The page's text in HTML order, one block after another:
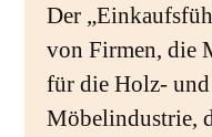
Der
von Firmen, die
für die Holz-
Möbelindustrie,